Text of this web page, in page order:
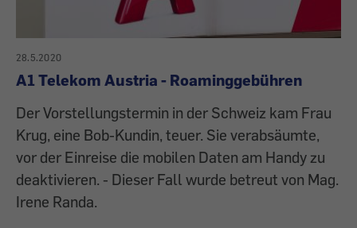
28.5.2020
A1 Telekom Austria - Roaminggebühren
Der Vorstellungstermin in der Schweiz kam Frau
Krug, eine Bob-Kundin, teuer. Sie verabsäumte,
vor der Einreise die mobilen Daten am Handy zu
deaktivieren. - Dieser Fall wurde betreut von Mag.
Irene Randa.